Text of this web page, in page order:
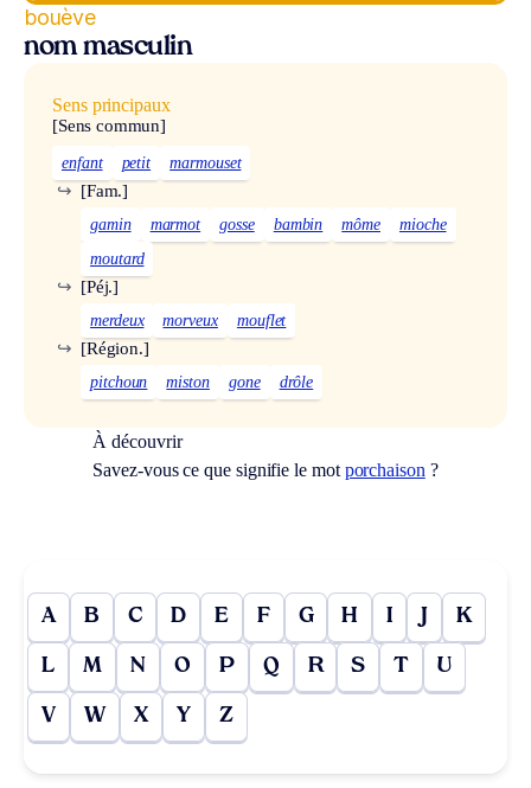
bouève
nom masculin
Sens principaux
[Sens commun]
enfant petit marmouset
[Fam.]
↪
gamin marmot gosse bambin môme
mioche
moutard
[Péj.]
↪
merdeux morveux mouflet
[Région.]
↪
pitchoun miston gone drôle
À découvrir
Savez-vous ce que signifie le mot porchaison ?
A B C D E F G H I J K
L M N O P Q R S T U
V W X Y Z